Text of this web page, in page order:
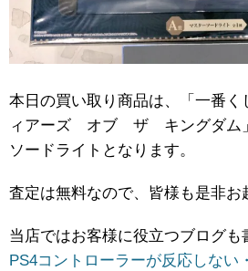
本日の買い取り商品は、「一番
ィアーズ オブ ザ キングダム
ソードライトとなります。
査定は無料なので、皆様も是非お
当店ではお客様に役立つブログも
PS4コントローラーが反応しない